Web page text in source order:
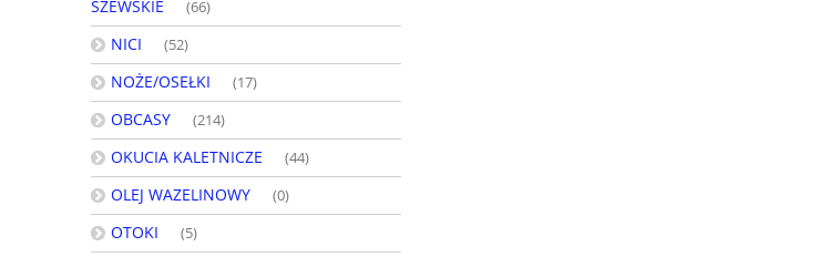
SZEWSKIE
(66)
NICI (52)
NOŻE/OSEŁKI (17)
OBCASY (214)
OKUCIA KALETNICZE (44)
OLEJ WAZELINOWY (0)
OTOKI (5)